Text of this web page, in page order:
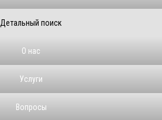
Детальный поиск
О нас
Услуги
Вопросы